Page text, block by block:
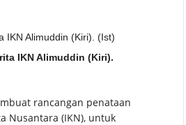
IKN Alimuddin (Kiri).
rancangan penataan
Nusantara (IKN), untuk